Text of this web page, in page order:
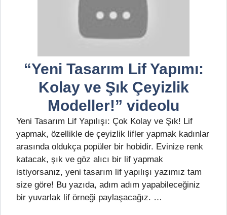
“Yeni Tasarım Lif Yapımı:
Kolay ve Şık Çeyizlik
Modeller!” videolu
Yeni Tasarım Lif Yapılışı: Çok Kolay ve Şık! Lif
yapmak, özellikle de çeyizlik lifler yapmak kadınlar
arasında oldukça popüler bir hobidir. Evinize renk
katacak, şık ve göz alıcı bir lif yapmak
istiyorsanız, yeni tasarım lif yapılışı yazımız tam
size göre! Bu yazıda, adım adım yapabileceğiniz
bir yuvarlak lif örneği paylaşacağız. …